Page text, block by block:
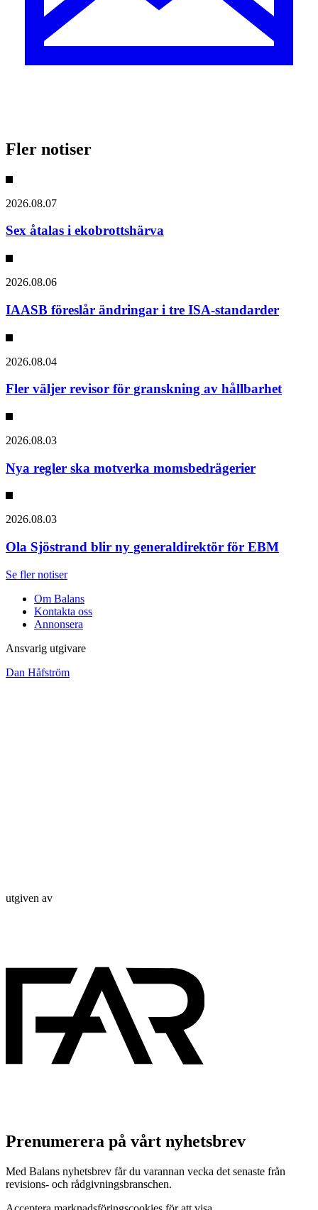
Fler notiser
2026.08.07
Sex åtalas i ekobrottshärva
2026.08.06
IAASB föreslår ändringar i tre ISA-standarder
2026.08.04
Fler väljer revisor för granskning av hållbarhet
2026.08.03
Nya regler ska motverka momsbedrägerier
2026.08.03
Ola Sjöstrand blir ny generaldirektör för EBM
Se fler notiser
Om Balans
Kontakta oss
Annonsera
Ansvarig utgivare
Dan Håfström
utgiven av
Prenumerera på vårt nyhetsbrev
Med Balans nyhetsbrev får du varannan vecka det senaste från
revisions- och rådgivningsbranschen.